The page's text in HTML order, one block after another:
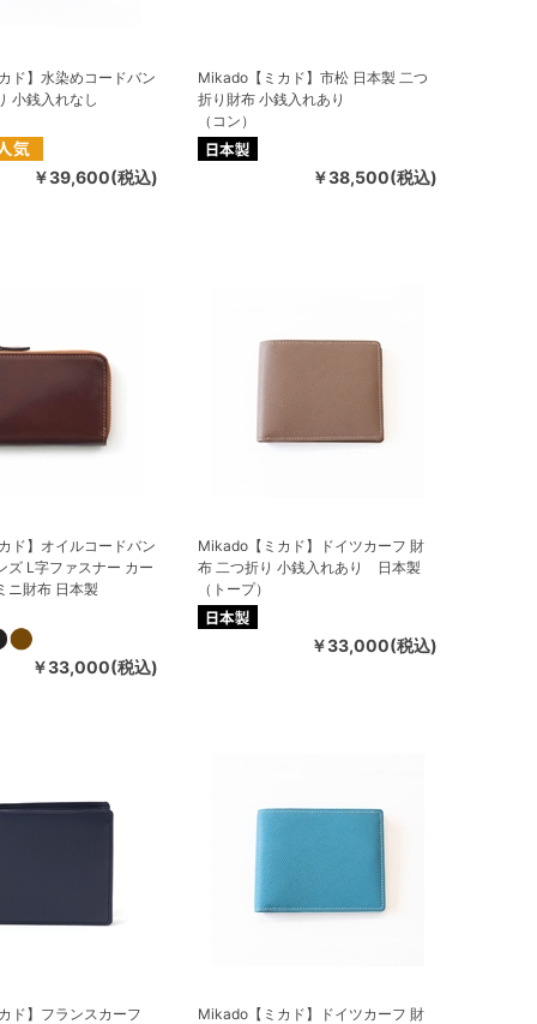
ド】水染めコードバン
小銭入れなし
￥39,600(税込)
Mikado【ミカド】市松 日本製 二つ
折り財布 小銭入れあり
（コン）
￥38,500(税込)
ド】オイルコードバン
ズ L字ファスナー カー
ニ財布 日本製
￥33,000(税込)
Mikado【ミカド】ドイツカーフ 財
布 二つ折り 小銭入れあり 日本製
（トープ）
￥33,000(税込)
ド】フランスカーフ
Mikado【ミカド】ドイツカーフ 財